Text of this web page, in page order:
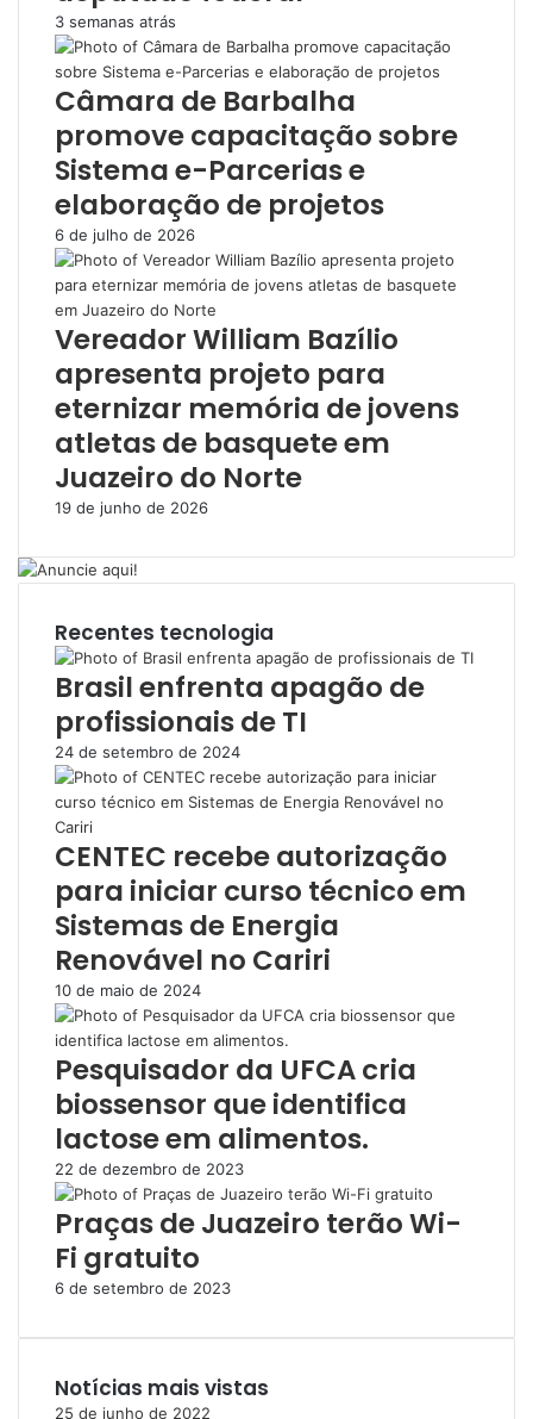
3 semanas atrás
Câmara de Barbalha
promove capacitação sobre
Sistema e-Parcerias e
elaboração de projetos
6 de julho de 2026
Vereador William Bazílio
apresenta projeto para
eternizar memória de jovens
atletas de basquete em
Juazeiro do Norte
19 de junho de 2026
Recentes tecnologia
Brasil enfrenta apagão de
profissionais de TI
24 de setembro de 2024
CENTEC recebe autorização
para iniciar curso técnico em
Sistemas de Energia
Renovável no Cariri
10 de maio de 2024
Pesquisador da UFCA cria
biossensor que identifica
lactose em alimentos.
22 de dezembro de 2023
Praças de Juazeiro terão Wi-
Fi gratuito
6 de setembro de 2023
Notícias mais vistas
25 de junho de 2022